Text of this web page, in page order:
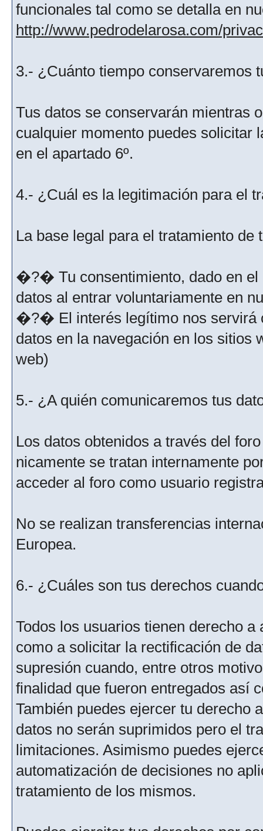
funcionales tal como se detalla en
http://www.pedrodelarosa.com/
3.- ¿Cuánto tiempo conservaremos
Tus datos se conservarán mientras
cualquier momento puedes solicitar
en el apartado 6º.
4.- ¿Cuál es la legitimación para el
La base legal para el tratamiento
�?� Tu consentimiento, dado en el
datos al entrar voluntariamente en
�?� El interés legítimo nos servirá
datos en la navegación en los sitios
web)
5.- ¿A quién comunicaremos tus
Los datos obtenidos a través del
nicamente se tratan internamente
acceder al foro como usuario
No se realizan transferencias
Europea.
6.- ¿Cuáles son tus derechos
Todos los usuarios tienen derecho
como a solicitar la rectificación de
supresión cuando, entre otros
finalidad que fueron entregados así
También puedes ejercer tu derecho
datos no serán suprimidos pero el
limitaciones. Asimismo puedes
automatización de decisiones no
tratamiento de los mismos.